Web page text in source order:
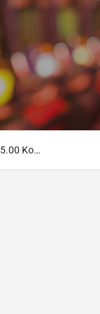
Incheckningstid: 15.00 Kontrolltid: 12.00